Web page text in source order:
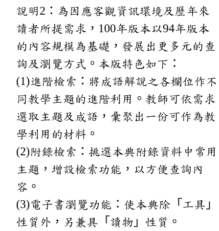
說明2：為因應客觀資訊環境及歷年來
讀者所提需求，100年版本以94年版本
的內容規模為基礎，發展出更多元的查
詢及瀏覽方式。本版特色如下：
(1)進階檢索：將成語解說之各欄位作不
同教學主題的進階利用。教師可依需求
選取主題及成語，彙聚出一份可作為教
學利用的材料。
(2)附錄檢索：挑選本典附錄資料中常用
主題，增設檢索功能，以方便查詢內
容。
(3)電子書瀏覽功能：使本典除「工具」
性質外，另兼具「讀物」性質。